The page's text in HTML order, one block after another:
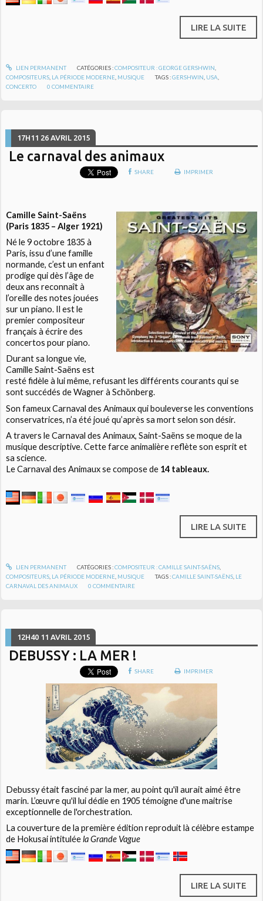
LIRE LA SUITE
LIEN PERMANENT CATÉGORIES :COMPOSITEUR : GEORGE GERSHWIN
COMPOSITEURS LA PÉRIODE MODERNE MUSIQUE TAGS :GERSHWIN USA
CONCERTO
0 COMMENTAIRE
17H11 26 AVRIL 2015
Le carnaval des animaux
SHARE IMPRIMER
Camille Saint-Saëns
(Paris 1835 – Alger 1921)
Né le 9 octobre 1835 à
Paris, issu d’une famille
normande, c’est un enfant
prodige qui dès l’âge de
deux ans reconnaît à
l’oreille des notes jouées
sur un piano. Il est le
premier compositeur
français à écrire des
concertos pour piano.
Durant sa longue vie,
Camille Saint-Saëns est
resté fidèle à lui même, refusant les différents courants qui se
sont succédés de Wagner à Schönberg.
Son fameux Carnaval des Animaux qui bouleverse les conventions
conservatrices, n’a été joué qu’après sa mort selon son désir.
A travers le Carnaval des Animaux, Saint-Saëns se moque de la
musique descriptive. Cette farce animalière reflète son esprit et
sa science.
Le Carnaval des Animaux se compose de 14 tableaux.
LIRE LA SUITE
LIEN PERMANENT CATÉGORIES :COMPOSITEUR : CAMILLE SAINT-SAËNS,
COMPOSITEURS LA PÉRIODE MODERNE MUSIQUE TAGS :CAMILLE SAINT-SAËNS LE
CARNAVAL DES ANIMAUX
0 COMMENTAIRE
12H40 11 AVRIL 2015
DEBUSSY : LA MER !
SHARE IMPRIMER
Debussy était fasciné par la mer, au point qu'il aurait aimé être
marin. L’œuvre qu'il lui dédie en 1905 témoigne d'une maitrise
exceptionnelle de l'orchestration.
La couverture de la première édition reproduit là célèbre estampe
de Hokusai intituléela Grande Vague
LIRE LA SUITE